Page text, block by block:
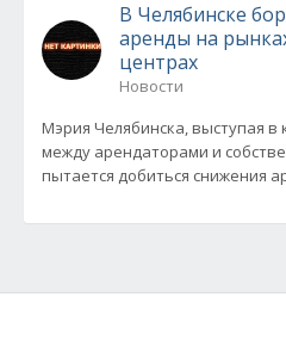
В Челябинске
аренды на
центрах
Новости
Мэрия Челябинска, выступая в
между арендаторами и
пытается добиться снижения